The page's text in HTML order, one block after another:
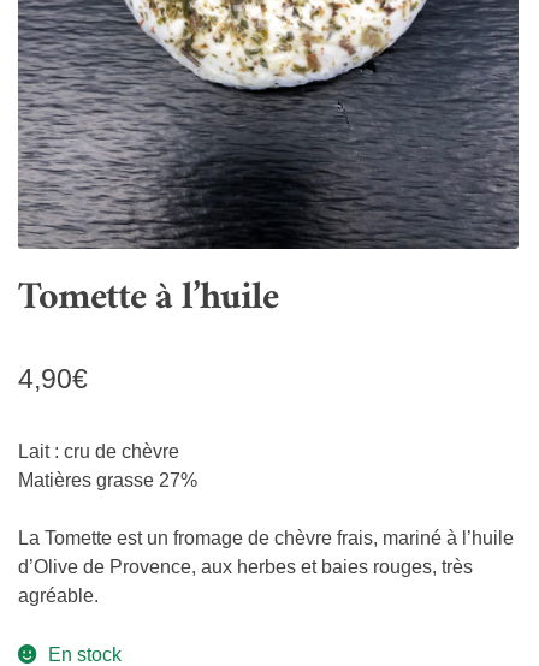
Tomette à l’huile
4,90€
Lait : cru de chèvre
Matières grasse 27%
La Tomette est un fromage de chèvre frais, mariné à l’huile
d’Olive de Provence, aux herbes et baies rouges, très
agréable.
En stock